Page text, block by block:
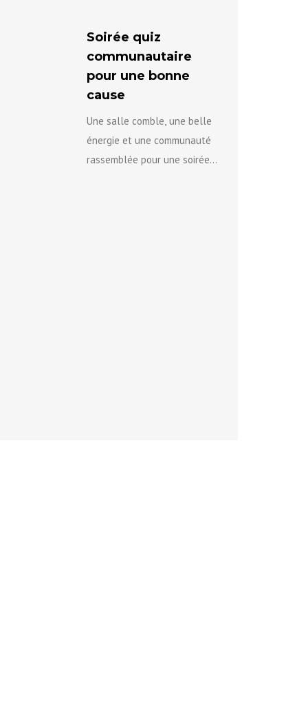
Soirée quiz
communautaire
pour une bonne
cause
Une salle comble, une belle
énergie et une communauté
rassemblée pour une soirée